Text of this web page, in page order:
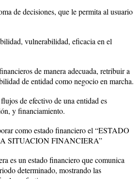
de decisiones, que le permita al usuario
vulnerabilidad, eficacia en el
de manera adecuada, retribuir a
de entidad como negocio en marcha.
de efectivo de una entidad es
y financiamiento.
como estado financiero el “ESTADO
SITUACION FINANCIERA”
es un estado financiero que comunica
determinado, mostrando las